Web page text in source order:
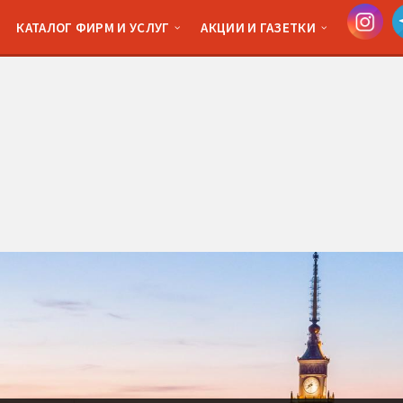
КАТАЛОГ ФИРМ И УСЛУГ АКЦИИ И ГАЗЕТКИ